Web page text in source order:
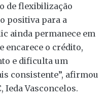
de flexibilização
positiva para a
ainda permanece em
encarece o crédito,
e dificulta um
consistente”, afirmou
Ieda Vasconcelos.